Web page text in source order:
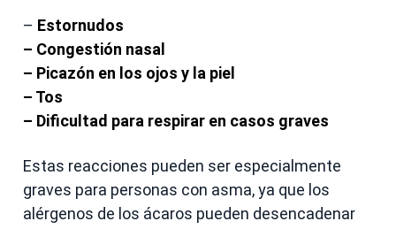
– Estornudos
– Congestión nasal
– Picazón en los ojos y la piel
– Tos
– Dificultad para respirar en casos graves
Estas reacciones pueden ser especialmente
graves para personas con asma, ya que los
alérgenos de los ácaros pueden desencadenar